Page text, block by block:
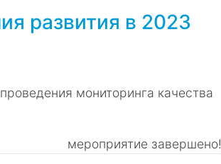
развития в 2023
мониторинга качества
мероприятие завершено!